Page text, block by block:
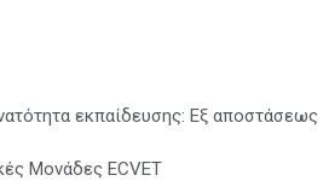
εκπαίδευσης: Εξ αποστάσεως
Μονάδες ECVET